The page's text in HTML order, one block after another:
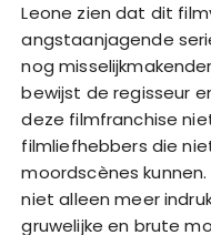
Leone zien dat dit
angstaanjagende
nog
bewijst de regisseur
deze filmfranchise
filmliefhebbers die
moordscènes
niet alleen meer
gruwelijke en brute